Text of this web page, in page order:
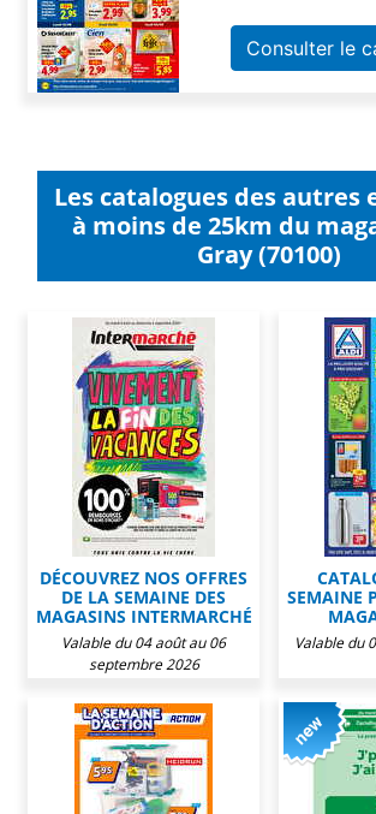
Consulter le
Les catalogues des autres
à moins de 25km du
Gray (70100)
DÉCOUVREZ NOS OFFRES
DE LA SEMAINE DES
MAGASINS INTERMARCHÉ
Valable du 04 août au 06
septembre 2026
SEMAINE
Valable du